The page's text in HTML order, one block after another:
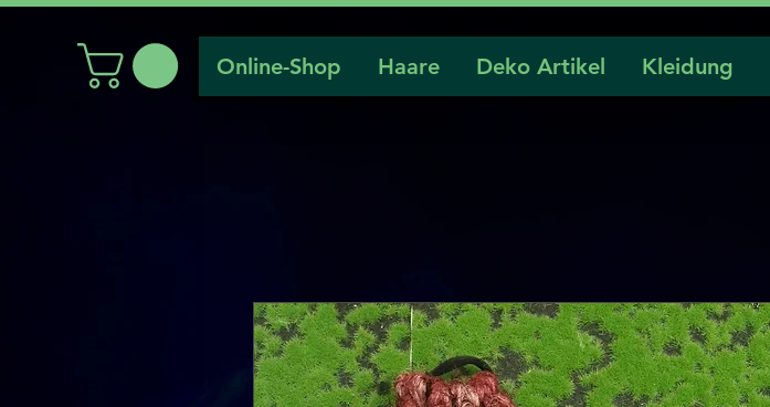
Online-Shop Haare Deko Artikel Kleidung